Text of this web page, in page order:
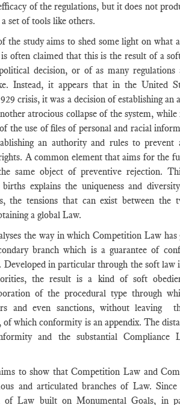
of the regulations, but it does not
set of tools like others.
the study aims to shed some light on what
often claimed that this is the result of a
decision, or of as many regulations
Instead, it appears that in the United
crisis, it was a decision of establishing an
atrocious collapse of the system,
the use of files of personal and racial
an authority and rules to prevent
A common element that aims for the
same object of preventive rejection.
explains the uniqueness and
the tensions that can exist between the
a global Law.
the way in which Competition Law has
branch which is a guarantee of
in particular through the soft law
the result is a kind of soft
of the procedural type through
and even sanctions, without leaving
which conformity is an appendix. The
and the substantial Compliance
to show that Competition Law and
and articulated branches of Law. Since
of Law built on Monumental Goals, in